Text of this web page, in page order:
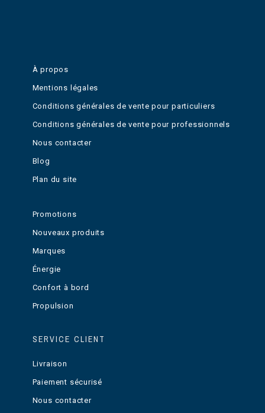
À propos
Mentions légales
Conditions générales de vente pour particuliers
Conditions générales de vente pour professionnels
Nous contacter
Blog
Plan du site
Promotions
Nouveaux produits
Marques
Énergie
Confort à bord
Propulsion
SERVICE CLIENT
Livraison
Paiement sécurisé
Nous contacter